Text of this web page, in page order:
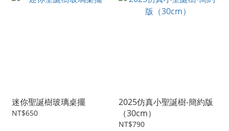
迷你聖誕樹玻璃桌擺
NT$650
2025仿真小聖誕樹-簡約版
（30cm）
NT$790